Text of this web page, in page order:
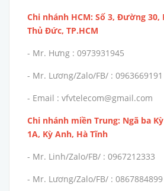
Chi nhánh HCM: Số 3, Đường 30,
Thủ Đức, TP.HCM
- Mr. Hưng : 0973931945
- Mr. Lương/Zalo/FB/ : 0963669191
- Email : vfvtelecom@gmail.com
Chi nhánh miền Trung: Ngã ba
1A, Kỳ Anh, Hà Tĩnh
- Mr. Linh/Zalo/FB/ : 0967212333
- Mr. Lương/Zalo/FB/ : 0867884899